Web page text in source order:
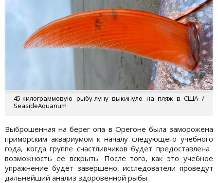
45-килограммовую рыбу-луну выкинуло на пляж в США /
SeasideAquarium
Выброшенная на берег опа в Орегоне была заморожена
приморским аквариумом к началу следующего учебного
года, когда группе счастливчиков будет предоставлена ​​
возможность ее вскрыть. После того, как это учебное
упражнение будет завершено, исследователи проведут
дальнейший анализ здоровенной рыбы.